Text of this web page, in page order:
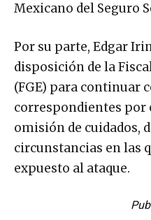
Mexicano del Seguro
Por su parte, Edgar
disposición de la
(FGE) para continuar
correspondientes por
omisión de cuidados,
circunstancias en las
expuesto al ataque.